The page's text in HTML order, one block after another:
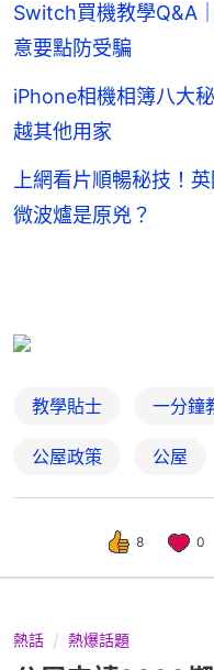
Switch買機教學Q&A
意要點防受騙
iPhone相機相簿八大
越其他用家
上網看片順暢秘技！
微波爐是原兇？
教學貼士 一分鐘
公屋政策 公屋
8 0
熱話 熱爆話題